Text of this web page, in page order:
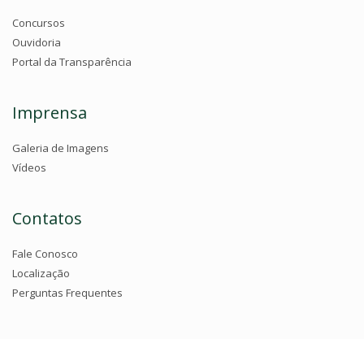
Concursos
Ouvidoria
Portal da Transparência
Imprensa
Galeria de Imagens
Vídeos
Contatos
Fale Conosco
Localização
Perguntas Frequentes